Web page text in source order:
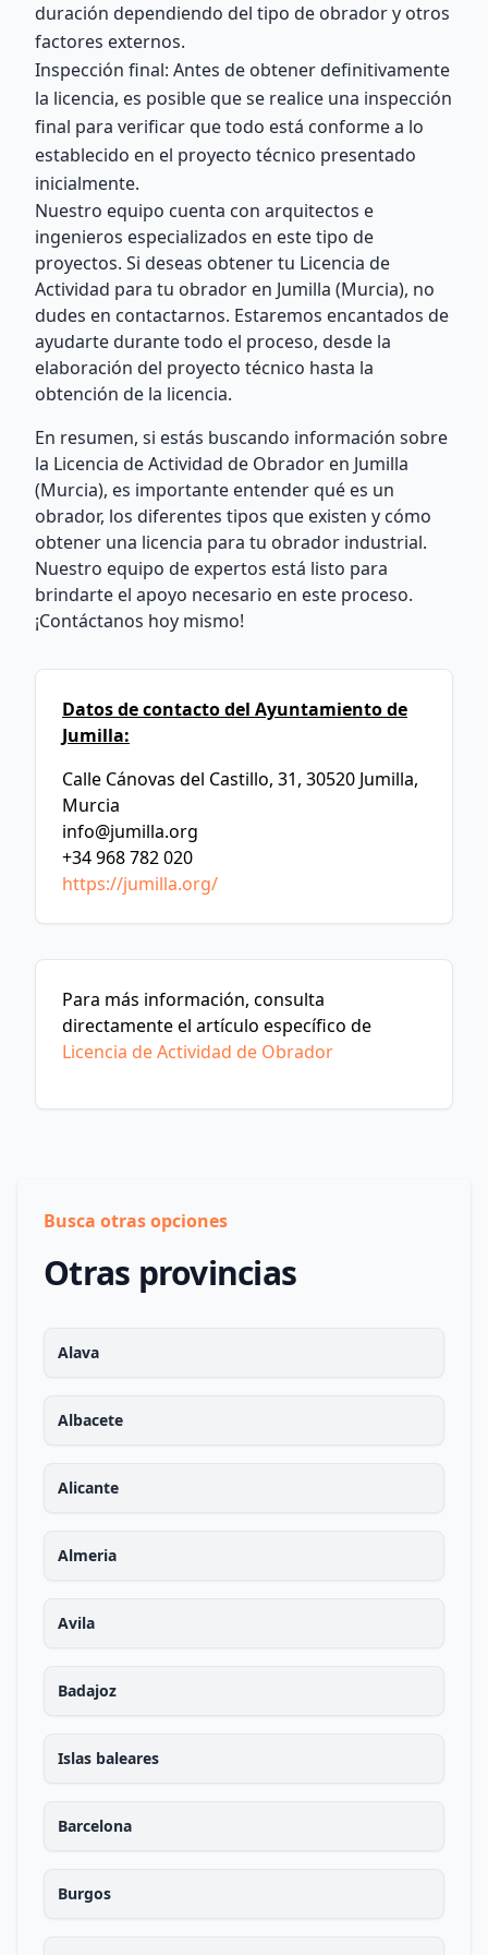
duración dependiendo del tipo de obrador y otros
factores externos.
Inspección final: Antes de obtener definitivamente
la licencia, es posible que se realice una inspección
final para verificar que todo está conforme a lo
establecido en el proyecto técnico presentado
inicialmente.
Nuestro equipo cuenta con arquitectos e
ingenieros especializados en este tipo de
proyectos. Si deseas obtener tu Licencia de
Actividad para tu obrador en Jumilla (Murcia), no
dudes en contactarnos. Estaremos encantados de
ayudarte durante todo el proceso, desde la
elaboración del proyecto técnico hasta la
obtención de la licencia.
En resumen, si estás buscando información sobre
la Licencia de Actividad de Obrador en Jumilla
(Murcia), es importante entender qué es un
obrador, los diferentes tipos que existen y cómo
obtener una licencia para tu obrador industrial.
Nuestro equipo de expertos está listo para
brindarte el apoyo necesario en este proceso.
¡Contáctanos hoy mismo!
Datos de contacto del Ayuntamiento de
Jumilla:
Calle Cánovas del Castillo, 31, 30520 Jumilla,
Murcia
info@jumilla.org
+34 968 782 020
https://jumilla.org/
Para más información, consulta
directamente el artículo específico de
Licencia de Actividad de Obrador
Busca otras opciones
Otras provincias
Alava
Albacete
Alicante
Almeria
Avila
Badajoz
Islas baleares
Barcelona
Burgos